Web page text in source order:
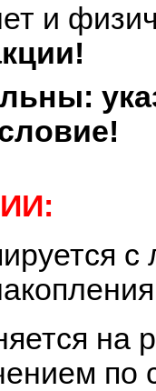
и
на
по